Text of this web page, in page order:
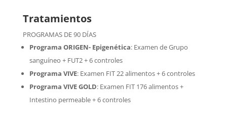
Tratamientos
PROGRAMAS DE 90 DÍAS
Programa ORIGEN- Epigenética:Examen de Grupo
sanguíneo + FUT2 + 6 controles
Programa VIVE: Examen FIT 22 alimentos + 6 controles
Programa VIVE GOLD: Examen FIT 176 alimentos +
Intestino permeable + 6 controles